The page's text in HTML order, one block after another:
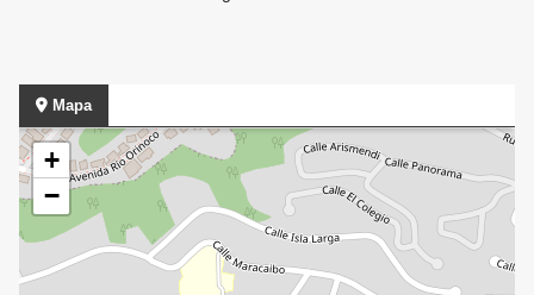
Mapa
+
−